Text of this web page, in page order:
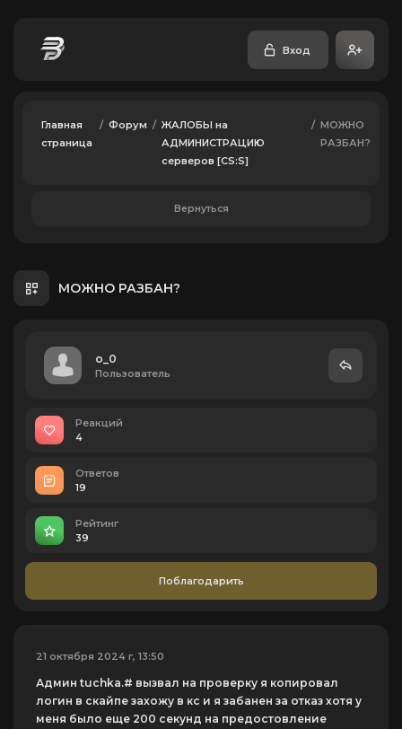
Вход
Главная
страница
/ Форум / ЖАЛОБЫ на
АДМИНИСТРАЦИЮ
серверов [CS:S]
/ МОЖНО
РАЗБАН?
Вернуться
МОЖНО РАЗБАН?
o_0
Пользователь
Реакций
4
Ответов
19
Рейтинг
39
Поблагодарить
21 октября 2024 г, 13:50
Админ tuchka.# вызвал на проверку я копировал
логин в скайпе захожу в кс и я забанен за отказ хотя у
меня было еще 200 секунд на предостовление